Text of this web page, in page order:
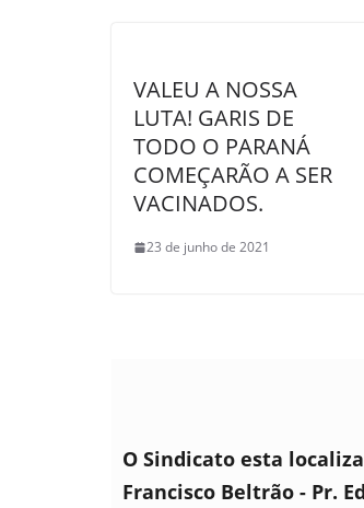
VALEU A NOSSA
LUTA! GARIS DE
TODO O PARANÁ
COMEÇARÃO A SER
VACINADOS.
23 de junho de 2021
O Sindicato esta
Francisco Beltrão - Pr.